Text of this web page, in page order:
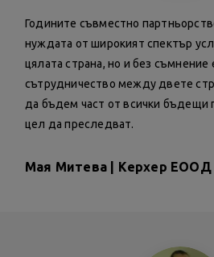
Годините съвместно
нуждата от широкият спектър
цялата страна, но и без
сътрудничество между двете
да бъдем част от всички бъдещи
цел да преследват.
Мая Митева | Керхер ЕООД